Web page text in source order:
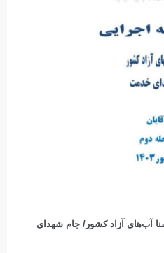
آب‌های آزاد کشور/ جام شهدای